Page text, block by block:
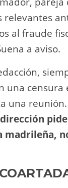
al fraude
a aviso.
una
una
madrileña,